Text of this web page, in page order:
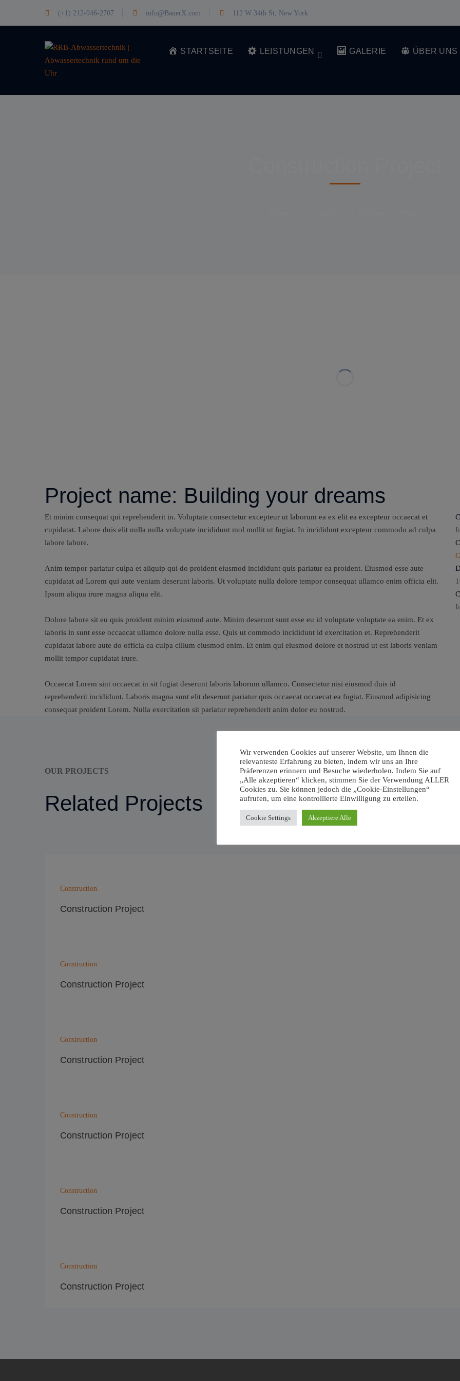
(+1) 212-946-2707 info@BauerX.com 112 W 34th St, New York
STARTSEITE LEISTUNGEN GALERIE ÜBER UNS
Project name: Building your dreams
Et minim consequat qui reprehenderit in. Voluptate consectetur excepteur ut laborum ea ex elit ea excepteur occaecat et
cupidatat. Labore duis elit nulla nulla voluptate incididunt mol mollit ut fugiat. In incididunt excepteur commodo ad culpa
labore labore.
Anim tempor pariatur culpa et aliquip qui do proident eiusmod incididunt quis pariatur ea proident. Eiusmod esse aute
cupidatat ad Lorem qui aute veniam deserunt laboris. Ut voluptate nulla dolore tempor consequat ullamco enim officia elit.
Ipsum aliqua irure magna aliqua elit.
Dolore labore sit eu quis proident minim eiusmod aute. Minim deserunt sunt esse eu id voluptate voluptate ea enim. Et ex
laboris in sunt esse occaecat ullamco dolore nulla esse. Quis ut commodo incididunt id exercitation et. Reprehenderit
cupidatat labore aute do officia ea culpa cillum eiusmod enim. Et enim qui eiusmod dolore et nostrud ut est laboris veniam
mollit tempor cupidatat irure.
Occaecat Lorem sint occaecat in sit fugiat deserunt laboris laborum ullamco. Consectetur nisi eiusmod duis id
reprehenderit incididunt. Laboris magna sunt elit deserunt pariatur quis occaecat occaecat ea fugiat. Eiusmod adipisicing
consequat proident Lorem. Nulla exercitation sit pariatur reprehenderit anim dolor eu nostrud.
OUR PROJECTS
Related Projects
Construction
Construction Project
Construction
Construction Project
Construction
Construction Project
Construction
Construction Project
Construction
Construction Project
Construction
Construction Project
Wir verwenden Cookies auf unserer Website, um Ihnen die
relevanteste Erfahrung zu bieten, indem wir uns an Ihre
Präferenzen erinnern und Besuche wiederholen. Indem Sie auf
„Alle akzeptieren“ klicken, stimmen Sie der Verwendung ALLER
Cookies zu. Sie können jedoch die „Cookie-Einstellungen“
aufrufen, um eine kontrollierte Einwilligung zu erteilen.
Cookie Settings Akzeptiere Alle